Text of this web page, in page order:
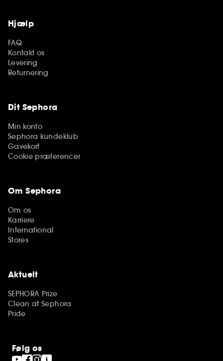
Hjælp
FAQ
Kontakt os
Levering
Returnering
Dit Sephora
Min konto
Sephora kundeklub
Gavekort
Cookie præferencer
Om Sephora
Om os
Karriere
International
Stores
Aktuelt
SEPHORA Prize
Clean at Sephora
Pride
Følg os